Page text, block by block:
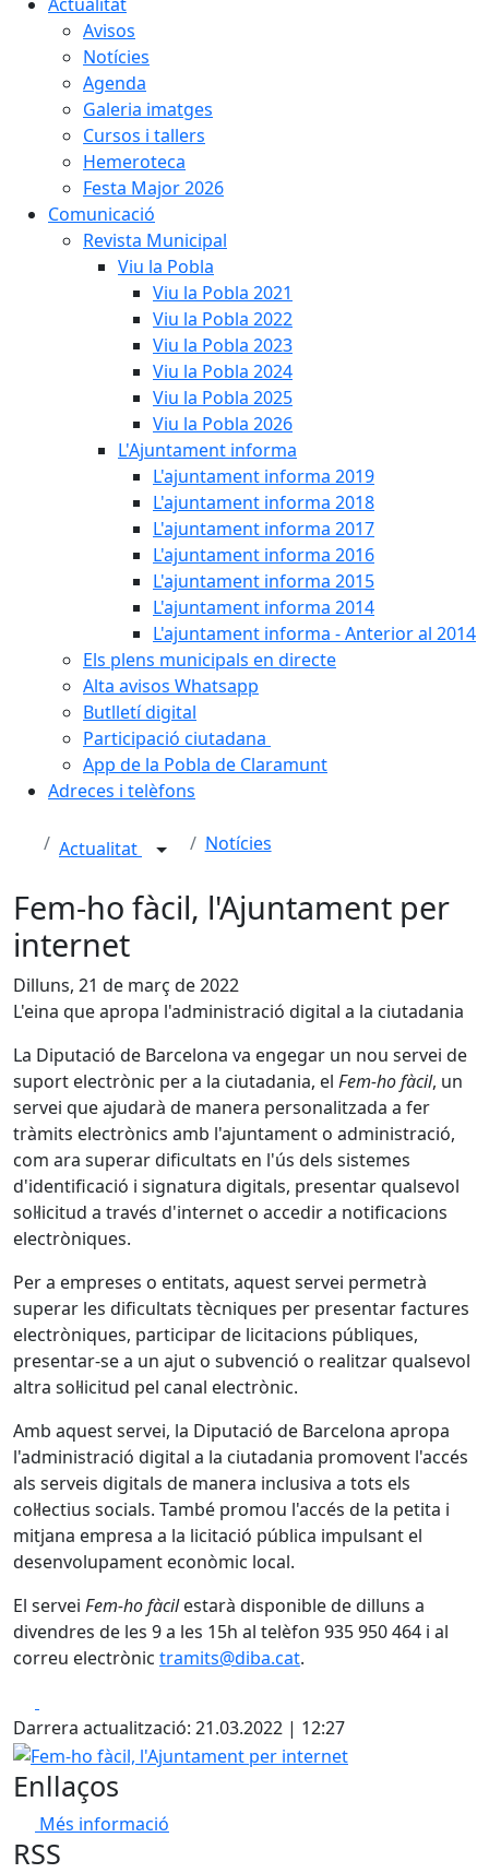
Avisos
Notícies
Agenda
Galeria imatges
Cursos i tallers
Hemeroteca
Festa Major 2026
Comunicació
Revista Municipal
Viu la Pobla
Viu la Pobla 2021
Viu la Pobla 2022
Viu la Pobla 2023
Viu la Pobla 2024
Viu la Pobla 2025
Viu la Pobla 2026
L'Ajuntament informa
L'ajuntament informa 2019
L'ajuntament informa 2018
L'ajuntament informa 2017
L'ajuntament informa 2016
L'ajuntament informa 2015
L'ajuntament informa 2014
L'ajuntament informa - Anterior al 2014
Els plens municipals en directe
Alta avisos Whatsapp
Butlletí digital
Participació ciutadana
App de la Pobla de Claramunt
Adreces i telèfons
Actualitat Notícies
Fem-ho fàcil, l'Ajuntament per
internet
Dilluns, 21 de març de 2022
L'eina que apropa l'administració digital a la ciutadania
La Diputació de Barcelona va engegar un nou servei de
suport electrònic per a la ciutadania, el Fem-ho fàcil, un
servei que ajudarà de manera personalitzada a fer
tràmits electrònics amb l'ajuntament o administració,
com ara superar dificultats en l'ús dels sistemes
d'identificació i signatura digitals, presentar qualsevol
sol·licitud a través d'internet o accedir a notificacions
electròniques.
Per a empreses o entitats, aquest servei permetrà
superar les dificultats tècniques per presentar factures
electròniques, participar de licitacions públiques,
presentar-se a un ajut o subvenció o realitzar qualsevol
altra sol·licitud pel canal electrònic.
Amb aquest servei, la Diputació de Barcelona apropa
l'administració digital a la ciutadania promovent l'accés
als serveis digitals de manera inclusiva a tots els
col·lectius socials. També promou l'accés de la petita i
mitjana empresa a la licitació pública impulsant el
desenvolupament econòmic local.
El servei Fem-ho fàcilestarà disponible de dilluns a
divendres de les 9 a les 15h al telèfon 935 950 464 i al
correu electrònic tramits@diba.cat.
Darrera actualització: 21.03.2022 | 12:27
Fem-ho fàcil, l'Ajuntament per internet
Enllaços
Més informació
RSS